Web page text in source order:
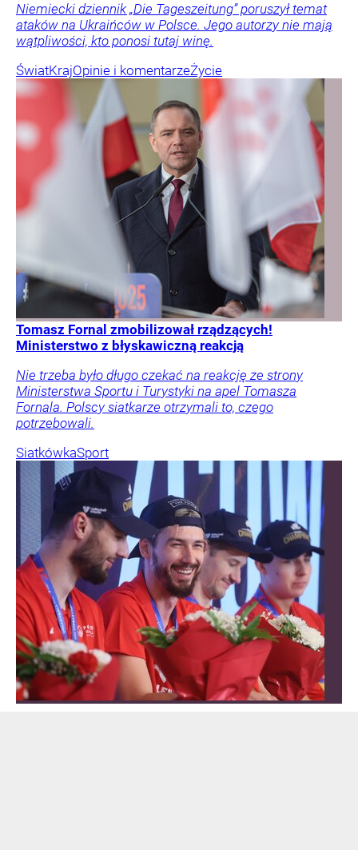
Niemiecki dziennik „Die Tageszeitung” poruszył temat
ataków na Ukraińców w Polsce. Jego autorzy nie mają
wątpliwości, kto ponosi tutaj winę.
ŚwiatKrajOpinie i komentarzeŻycie
Tomasz Fornal zmobilizował rządzących!
Ministerstwo z błyskawiczną reakcją
Nie trzeba było długo czekać na reakcję ze strony
Ministerstwa Sportu i Turystyki na apel Tomasza
Fornala. Polscy siatkarze otrzymali to, czego
potrzebowali.
SiatkówkaSport